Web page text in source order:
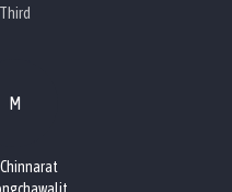
Third
M